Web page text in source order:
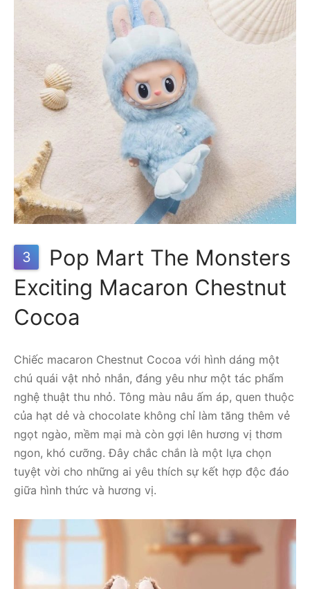
3
Pop Mart The Monsters
Exciting Macaron Chestnut
Cocoa
Chiếc macaron Chestnut Cocoa với hình dáng một
chú quái vật nhỏ nhắn, đáng yêu như một tác phẩm
nghệ thuật thu nhỏ. Tông màu nâu ấm áp, quen thuộc
của hạt dẻ và chocolate không chỉ làm tăng thêm vẻ
ngọt ngào, mềm mại mà còn gợi lên hương vị thơm
ngon, khó cưỡng. Đây chắc chắn là một lựa chọn
tuyệt vời cho những ai yêu thích sự kết hợp độc đáo
giữa hình thức và hương vị.